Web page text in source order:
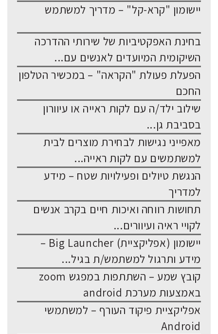
יישומון "קרא-קל" – מדריך למשתמש
בחינת האפקטיביות של שירותי ההדרכה
השיקומית המיועדים לאנשים עם...
הפעלת פעולת "הקראה" – במכשיר הטלפון
החכם
שילוב ילד/ה עם לקות ראייה או עיוורון
בסביבת גן...
מאפייני נגישות לבחירת מוצרים לבית
למשתמשים עם לקות ראייה...
הנגשת טיולים ופעילויות שטח – מידע
למדריך
תחושות רווחה ואיכות חיים בקרב אנשים
לקויי ראיה ועיוורים...
יישומון (אפליקציית) Big Launcher –
מידע ותרגול למשתמש/ת בגיל...
קובץ שמע – השתתפות במפגש zoom
באמצעות מערכת android
אפליקציית פיקוד העורף – למשתמשי
Android